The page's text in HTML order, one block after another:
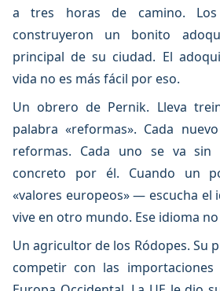
a tres horas de camino. Los
construyeron un bonito
principal de su ciudad. El
vida no es más fácil por eso.
Un obrero de Pernik. Lleva
palabra «reformas». Cada
reformas. Cada uno se va sin
concreto por él. Cuando un
«valores europeos» — escucha el
vive en otro mundo. Ese idioma
Un agricultor de los Ródopes. Su
competir con las importaciones